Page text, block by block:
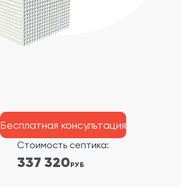
Стоимость септика:
337 320РУБ
Бесплатная консультация